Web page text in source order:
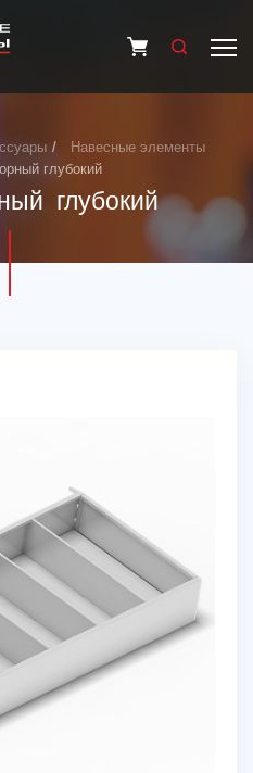
Навесные элементы
глубокий
глубокий